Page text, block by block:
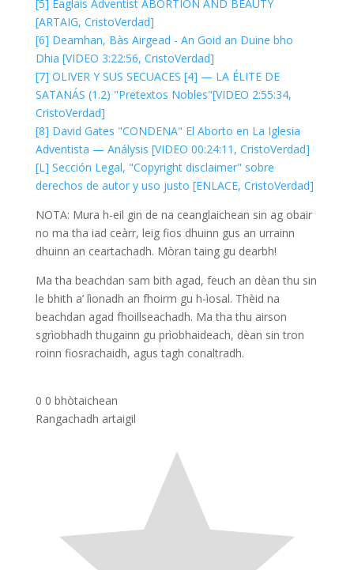
[5] Eaglais Adventist ABORTION AND BEAUTY
[ARTAIG, CristoVerdad]
[6] Deamhan, Bàs Airgead - An Goid an Duine bho
Dhia [VIDEO 3:22:56, CristoVerdad]
[7] OLIVER Y SUS SECUACES [4] — LA ÉLITE DE
SATANÁS (1.2) "Pretextos Nobles"[VIDEO 2:55:34,
CristoVerdad]
[8] David Gates "CONDENA" El Aborto en La Iglesia
Adventista — Análysis [VIDEO 00:24:11, CristoVerdad]
[L] Sección Legal, "Copyright disclaimer" sobre
derechos de autor y uso justo [ENLACE, CristoVerdad]
NOTA: Mura h-eil gin de na ceanglaichean sin ag obair
no ma tha iad ceàrr, leig fios dhuinn gus an urrainn
dhuinn an ceartachadh. Mòran taing gu dearbh!
Ma tha beachdan sam bith agad, feuch an dèan thu sin
le bhith a’ lìonadh an fhoirm gu h-ìosal. Thèid na
beachdan agad fhoillseachadh. Ma tha thu airson
sgrìobhadh thugainn gu prìobhaideach, dèan sin tron
roinn fiosrachaidh, agus tagh conaltradh.
0 0 bhòtaichean
Rangachadh artaigil